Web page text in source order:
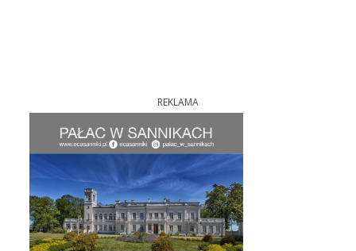
REKLAMA